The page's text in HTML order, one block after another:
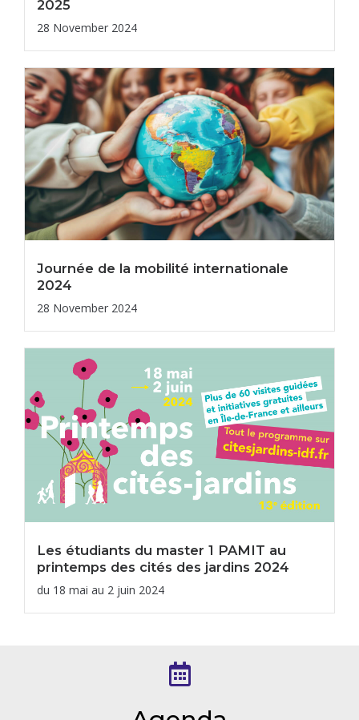
2025
28 November 2024
Journée de la mobilité internationale
2024
28 November 2024
Les étudiants du master 1 PAMIT au
printemps des cités des jardins 2024
du 18 mai au 2 juin 2024